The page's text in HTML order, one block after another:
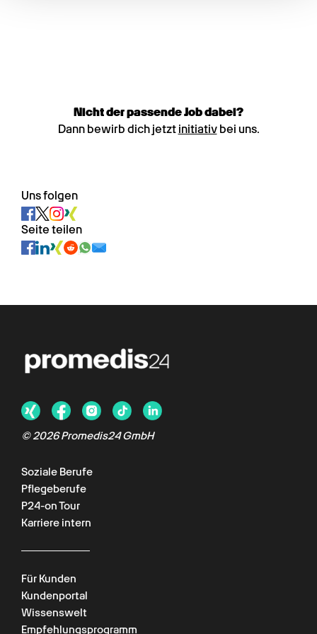
Nicht der passende Job dabei?
Dann bewirb dich jetzt initiativbei uns.
Uns folgen
Seite teilen
© 2026 Promedis24 GmbH
Soziale Berufe
Pflegeberufe
P24-on Tour
Karriere intern
Für Kunden
Kundenportal
Wissenswelt
Empfehlungsprogramm